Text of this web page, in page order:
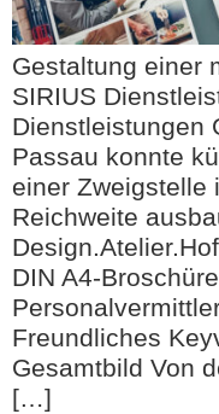
Gestaltung einer
SIRIUS
Dienstleistungen
Passau konnte
einer Zweigstelle
Reichweite
DIN A4-
Freundliches
Gesamtbild Von
[…]